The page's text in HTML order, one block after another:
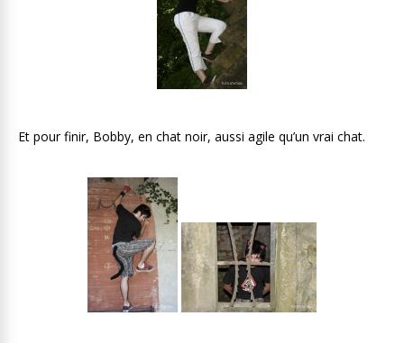
Et pour finir, Bobby, en chat noir, aussi agile qu’un vrai chat.